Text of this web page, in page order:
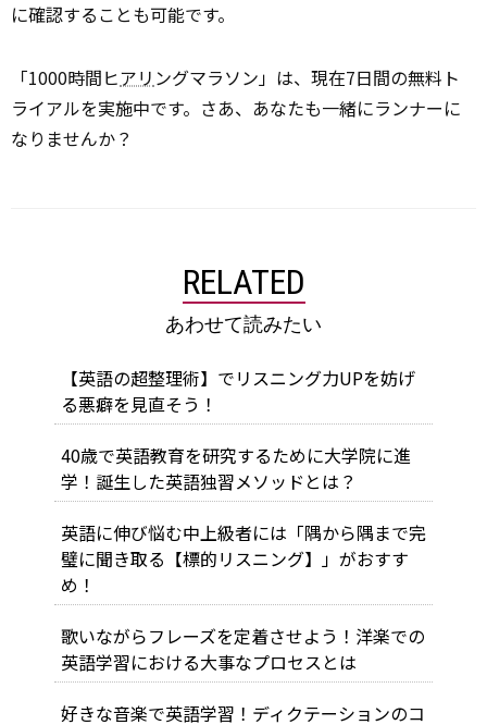
に確認することも可能です。
「1000時間ヒアリ ングマラソン」は、現在7日間の無料ト
ライアルを実施中です。さあ、あなたも一緒にランナーに
なりませんか？
RELATED
あわせて読みたい
【英語の超整理術】でリスニング力UPを妨げ
る悪癖を見直そう！
40歳で英語教育を研究するために大学院に進
学！誕生した英語独習メソッドとは？
英語に伸び悩む中上級者には「隅から隅まで完
璧に聞き取る【標的リスニング】」がおすす
め！
歌いながらフレーズを定着させよう！洋楽での
英語学習における大事なプロセスとは
好きな音楽で英語学習！ディクテーションのコ